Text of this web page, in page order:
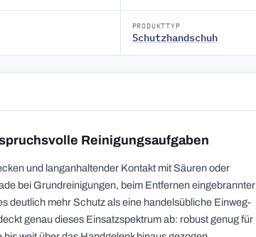
PRODUKTTYP
Schutzhandschuh
Reinigungsaufgaben
und langanhaltender Kontakt mit Säuren oder
bei Grundreinigungen, beim Entfernen eingebrannter
deutlich mehr Schutz als eine handelsübliche Einweg-
genau dieses Einsatzspektrum ab: robust genug für